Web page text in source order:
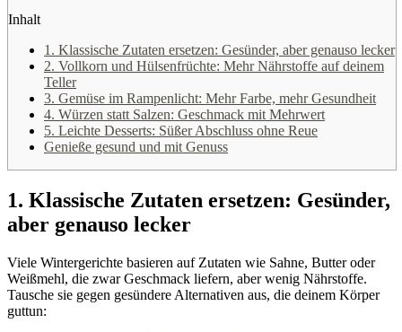
Inhalt
1. Klassische Zutaten ersetzen: Gesünder, aber genauso lecker
2. Vollkorn und Hülsenfrüchte: Mehr Nährstoffe auf deinem
Teller
3. Gemüse im Rampenlicht: Mehr Farbe, mehr Gesundheit
4. Würzen statt Salzen: Geschmack mit Mehrwert
5. Leichte Desserts: Süßer Abschluss ohne Reue
Genieße gesund und mit Genuss
1. Klassische Zutaten ersetzen: Gesünder,
aber genauso lecker
Viele Wintergerichte basieren auf Zutaten wie Sahne, Butter oder
Weißmehl, die zwar Geschmack liefern, aber wenig Nährstoffe.
Tausche sie gegen gesündere Alternativen aus, die deinem Körper
guttun: